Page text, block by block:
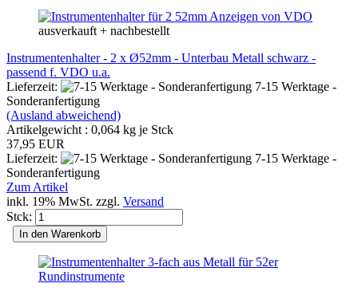
ausverkauft + nachbestellt
Instrumentenhalter - 2 x Ø52mm - Unterbau Metall schwarz -
passend f. VDO u.a.
Lieferzeit:
7-15 Werktage -
Sonderanfertigung
(Ausland abweichend)
Artikelgewicht : 0,064 kg je Stck
37,95 EUR
Lieferzeit:
7-15 Werktage -
Sonderanfertigung
Zum Artikel
inkl. 19% MwSt. zzgl. Versand
Stck:
In den Warenkorb